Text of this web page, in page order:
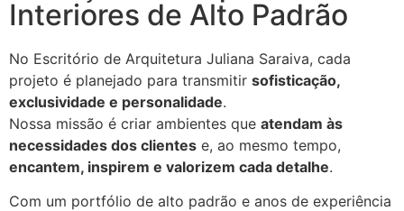
Interiores de Alto Padrão
No Escritório de Arquitetura Juliana Saraiva, cada
projeto é planejado para transmitir sofisticação,
exclusividade e personalidade.
Nossa missão é criar ambientes que atendam às
necessidades dos clientes e, ao mesmo tempo,
encantem, inspirem e valorizem cada detalhe.
Com um portfólio de alto padrão e anos de experiência